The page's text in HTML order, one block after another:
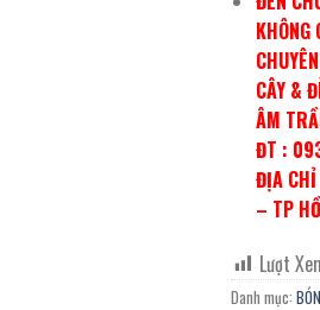
KHÔNG
CÂY &
ÂM
ĐT :
ĐỊA CHỈ
– TP
Lượt
Danh mục: